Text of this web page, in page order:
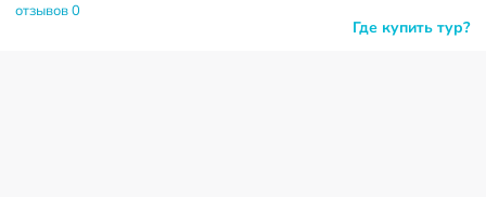
Где купить тур?
отзывов 0